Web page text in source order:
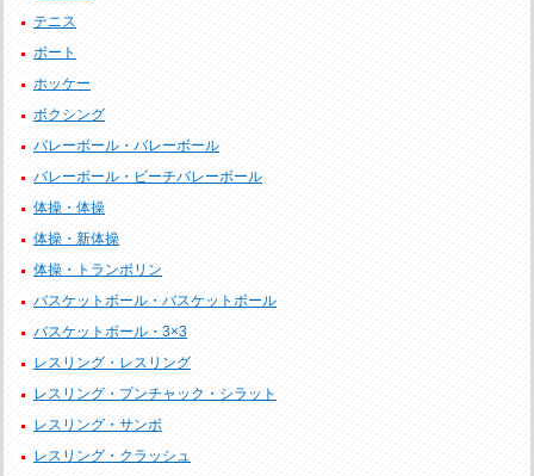
テニス
ボート
ホッケー
ボクシング
バレーボール・バレーボール
バレーボール・ビーチバレーボール
体操・体操
体操・新体操
体操・トランポリン
バスケットボール・バスケットボール
バスケットボール・3×3
レスリング・レスリング
レスリング・プンチャック・シラット
レスリング・サンボ
レスリング・クラッシュ